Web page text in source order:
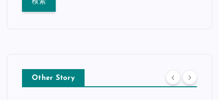
Other Story